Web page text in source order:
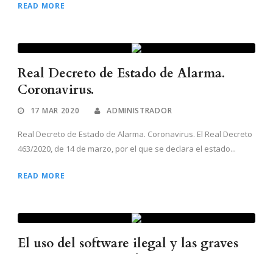
READ MORE
Real Decreto de Estado de Alarma.
Coronavirus.
17 MAR 2020 ADMINISTRADOR
Real Decreto de Estado de Alarma. Coronavirus. El Real Decreto
463/2020, de 14 de marzo, por el que se declara el estado...
READ MORE
El uso del software ilegal y las graves